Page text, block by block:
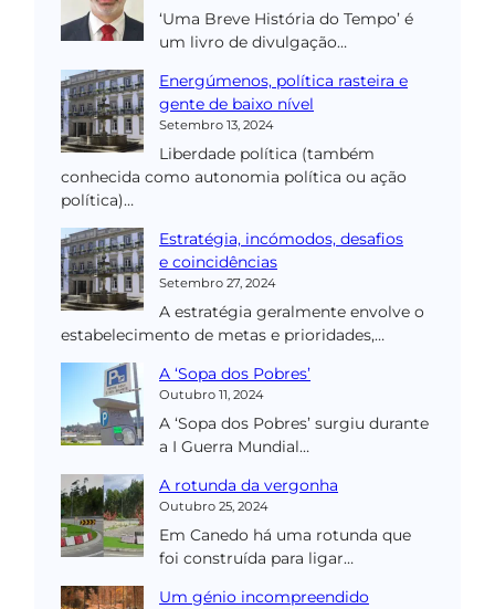
‘Uma Breve História do Tempo’ é
um livro de divulgação…
Energúmenos, política rasteira e
gente de baixo nível
Setembro 13, 2024
Liberdade política (também
conhecida como autonomia política ou ação
política)…
Estratégia, incómodos, desafios
e coincidências
Setembro 27, 2024
A estratégia geralmente envolve o
estabelecimento de metas e prioridades,…
A ‘Sopa dos Pobres’
Outubro 11, 2024
A ‘Sopa dos Pobres’ surgiu durante
a I Guerra Mundial…
A rotunda da vergonha
Outubro 25, 2024
Em Canedo há uma rotunda que
foi construída para ligar…
Um génio incompreendido